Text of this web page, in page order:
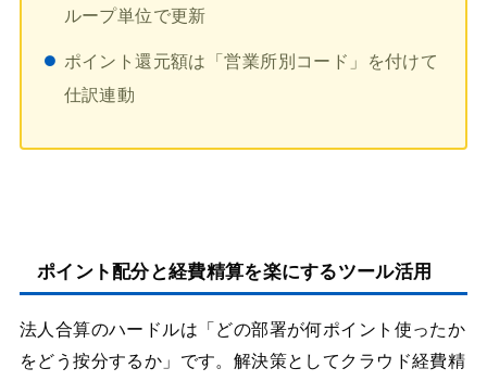
ループ単位で更新
ポイント還元額は「営業所別コード」を付けて
仕訳連動
ポイント配分と経費精算を楽にするツール活用
法人合算のハードルは「どの部署が何ポイント使ったか
をどう按分するか」です。解決策としてクラウド経費精